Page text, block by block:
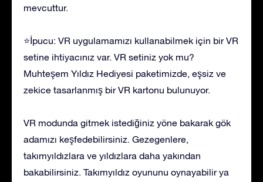
mevcuttur.
⭐İpucu: VR uygulamamızı kullanabilmek için bir VR
setine ihtiyacınız var. VR setiniz yok mu?
Muhteşem Yıldız Hediyesi paketimizde, eşsiz ve
zekice tasarlanmış bir VR kartonu bulunuyor.
VR modunda gitmek istediğiniz yöne bakarak gök
adamızı keşfedebilirsiniz. Gezegenlere,
takımyıldızlara ve yıldızlara daha yakından
bakabilirsiniz. Takımyıldız oyununu oynayabilir ya